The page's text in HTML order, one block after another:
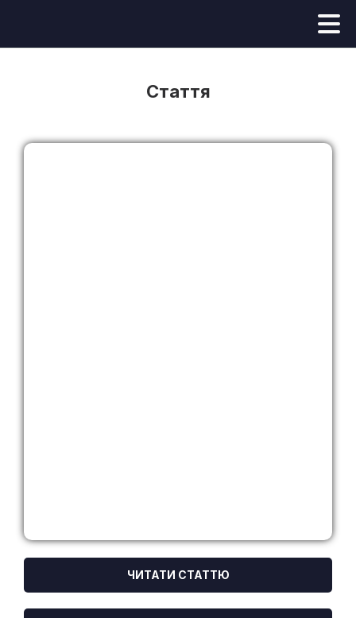
Стаття
ЧИТАТИ СТАТТЮ